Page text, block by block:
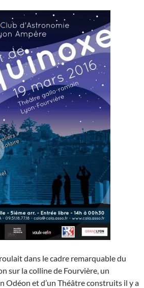
dans le cadre remarquable du
sur la colline de Fourvière, un
Odéon et d’un Théâtre construits il y a